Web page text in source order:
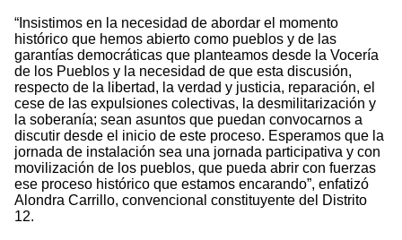
“Insistimos en la necesidad de abordar el momento
histórico que hemos abierto como pueblos y de las
garantías democráticas que planteamos desde la Vocería
de los Pueblos y la necesidad de que esta discusión,
respecto de la libertad, la verdad y justicia, reparación, el
cese de las expulsiones colectivas, la desmilitarización y
la soberanía; sean asuntos que puedan convocarnos a
discutir desde el inicio de este proceso. Esperamos que la
jornada de instalación sea una jornada participativa y con
movilización de los pueblos, que pueda abrir con fuerzas
ese proceso histórico que estamos encarando”, enfatizó
Alondra Carrillo, convencional constituyente del Distrito
12.